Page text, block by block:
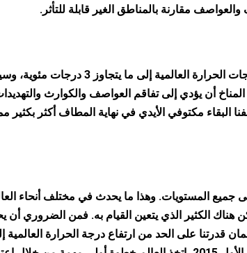
إذا تُرك تغير المناخ دون رادع، فسوف يتسبب في ارتفاع متوسط درجات الحرارة العالمية إلى ما يتجاوز 3
أن يؤدي إلى تفاقم العواصف والكوارث
البقاء مكتوفي الأيدي في نهاية المطاف أكثر بكثير
جميع المستويات. وهذا ما يحدث في مختلف أنحاء
هناك الكثير الذي يتعين القيام به. فمن الضروري أن
قدرتنا على الحد من ارتفاع درجة الحرارة العالمية